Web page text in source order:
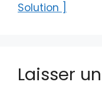
Solution ]
Laisser